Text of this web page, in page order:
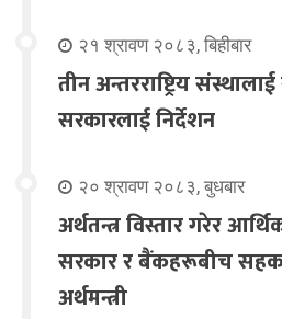
२१ श्रावण २०८३, बिहीबार
तीन अन्तरराष्ट्रिय
सरकारलाई निर्देशन
२० श्रावण २०८३, बुधबार
अर्थतन्त्र विस्तार गरेर
सरकार र बैंकहरूबीच
अर्थमन्त्री